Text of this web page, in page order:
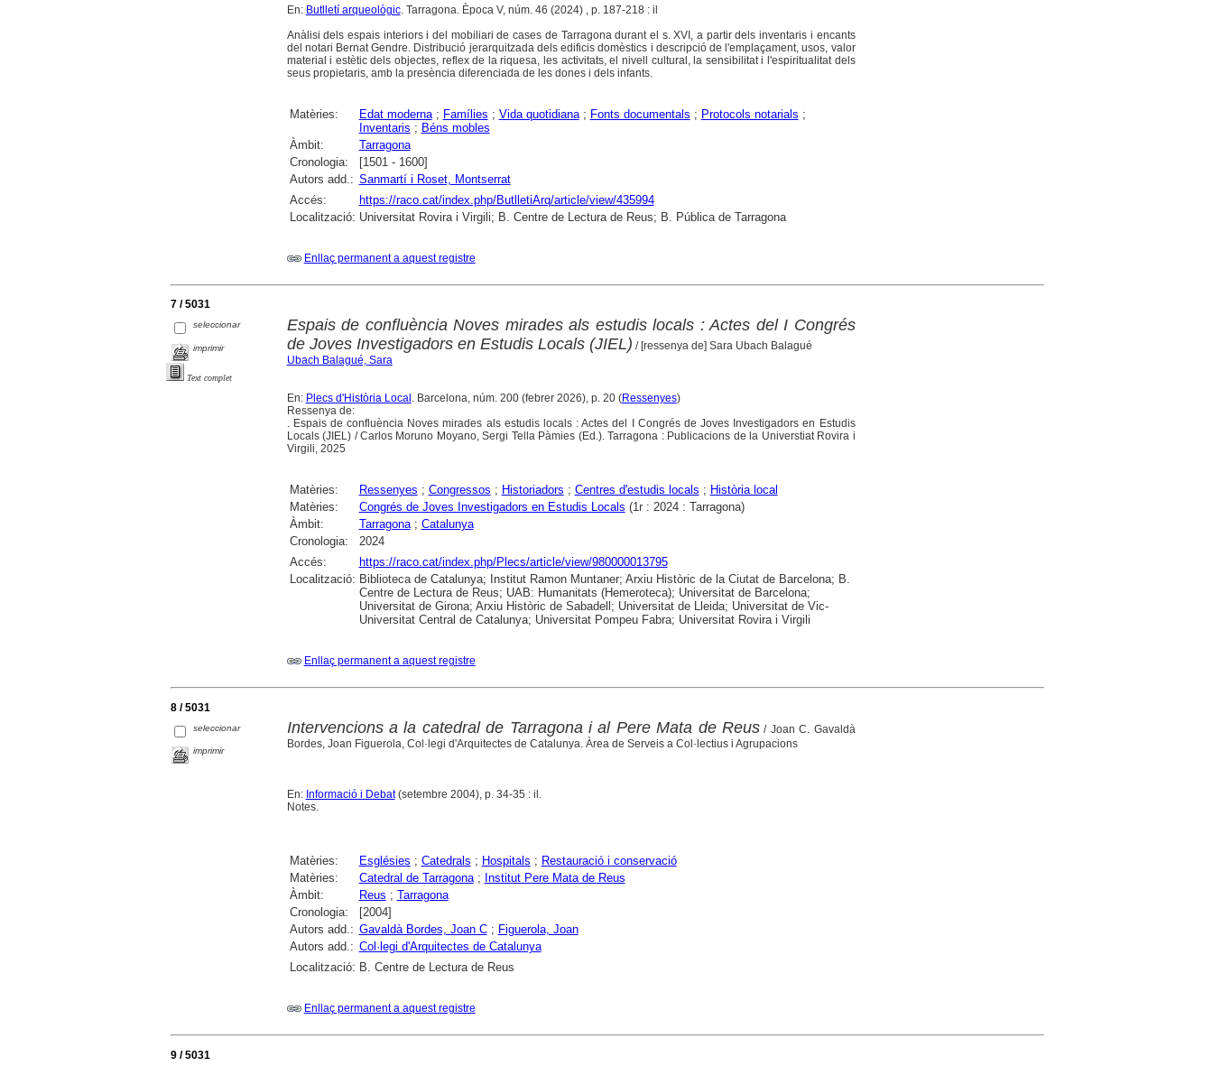
En: Butlletí arqueològic. Tarragona. Època V, núm. 46 (2024) , p. 187-218 : il
Anàlisi dels espais interiors i del mobiliari de cases de Tarragona durant el s. XVI, a partir dels inventaris i encants
del notari Bernat Gendre. Distribució jerarquitzada dels edificis domèstics i descripció de l'emplaçament, usos, valor
material i estètic dels objectes, reflex de la riquesa, les activitats, el nivell cultural, la sensibilitat i l'espiritualitat dels
seus propietaris, amb la presència diferenciada de les dones i dels infants.
Matèries: Edat moderna; Famílies ; Vida quotidiana; Fonts documentals ; Protocols notarials ;
Inventaris ; Béns mobles
Àmbit:
Tarragona
Cronologia:
[1501 - 1600]
Autors add.: Sanmartí i Roset, Montserrat
Accés:
https://raco.cat/index.php/ButlletiArq/article/view/435994
Localització: Universitat Rovira i Virgili; B. Centre de Lectura de Reus; B. Pública de Tarragona
Enllaç permanent a aquest registre
7 / 5031
seleccionar
imprimir
Text complet
Espais de confluència Noves mirades als estudis locals : Actes del I Congrés
de Joves Investigadors en Estudis Locals (JIEL) / [ressenya de] Sara Ubach Balagué
Ubach Balagué, Sara
En: Plecs d'Història Local . Barcelona, núm. 200 (febrer 2026), p. 20 (Ressenyes)
Ressenya de:
. Espais de confluència Noves mirades als estudis locals : Actes del I Congrés de Joves Investigadors en Estudis
Locals (JIEL) / Carlos Moruno Moyano, Sergi Tella Pàmies (Ed.). Tarragona : Publicacions de la Universtiat Rovira i
Virgili, 2025
Matèries: Ressenyes ; Congressos ; Historiadors ; Centres d'estudis locals ; Història local
Matèries:
Congrés de Joves Investigadors en Estudis Locals (1r : 2024 : Tarragona)
Àmbit:
Tarragona; Catalunya
Cronologia:
2024
Accés:
https://raco.cat/index.php/Plecs/article/view/980000013795
Localització: Biblioteca de Catalunya; Institut Ramon Muntaner; Arxiu Històric de la Ciutat de Barcelona; B.
Centre de Lectura de Reus; UAB: Humanitats (Hemeroteca); Universitat de Barcelona;
Universitat de Girona; Arxiu Històric de Sabadell; Universitat de Lleida; Universitat de Vic-
Universitat Central de Catalunya; Universitat Pompeu Fabra; Universitat Rovira i Virgili
Enllaç permanent a aquest registre
8 / 5031
seleccionar
imprimir
Intervencions a la catedral de Tarragona i al Pere Mata de Reus / Joan C. Gavaldà
Bordes, Joan Figuerola, Col·legi d'Arquitectes de Catalunya. Àrea de Serveis a Col·lectius i Agrupacions
En: Informació i Debat(setembre 2004), p. 34-35 : il.
Notes.
Matèries: Esglésies ; Catedrals ; Hospitals ; Restauració i conservació
Matèries:
Catedral de Tarragona; Institut Pere Mata de Reus
Àmbit:
Reus ; Tarragona
Cronologia:
[2004]
Autors add.: Gavaldà Bordes, Joan C; Figuerola, Joan
Autors add.: Col·legi d'Arquitectes de Catalunya
Localització: B. Centre de Lectura de Reus
Enllaç permanent a aquest registre
9 / 5031